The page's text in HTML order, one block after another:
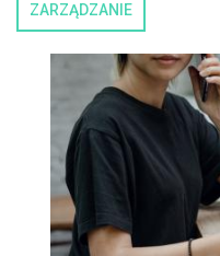
ZARZĄDZANIE